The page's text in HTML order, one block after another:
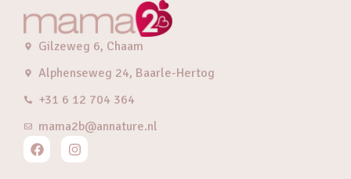
Gilzeweg 6, Chaam
Alphenseweg 24, Baarle-Hertog
+31 6 12 704 364
mama2b@annature.nl